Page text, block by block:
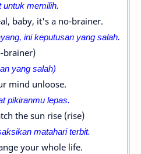
untuk memilih.
baby, it's a no-brainer.
inikeputusan yang salah.
brainer)
yang salah)
mind unloose.
pikiranmu lepas.
the sun rise (rise)
matahari terbit.
your whole life.